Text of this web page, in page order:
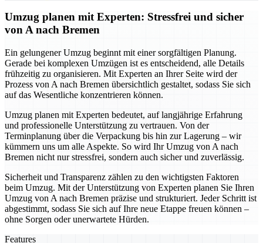
Umzug planen mit Experten: Stressfrei und sicher
von A nach Bremen
Ein gelungener Umzug beginnt mit einer sorgfältigen Planung.
Gerade bei komplexen Umzügen ist es entscheidend, alle Details
frühzeitig zu organisieren. Mit Experten an Ihrer Seite wird der
Prozess von A nach Bremen übersichtlich gestaltet, sodass Sie sich
auf das Wesentliche konzentrieren können.
Umzug planen mit Experten bedeutet, auf langjährige Erfahrung
und professionelle Unterstützung zu vertrauen. Von der
Terminplanung über die Verpackung bis hin zur Lagerung – wir
kümmern uns um alle Aspekte. So wird Ihr Umzug von A nach
Bremen nicht nur stressfrei, sondern auch sicher und zuverlässig.
Sicherheit und Transparenz zählen zu den wichtigsten Faktoren
beim Umzug. Mit der Unterstützung von Experten planen Sie Ihren
Umzug von A nach Bremen präzise und strukturiert. Jeder Schritt ist
abgestimmt, sodass Sie sich auf Ihre neue Etappe freuen können –
ohne Sorgen oder unerwartete Hürden.
Features